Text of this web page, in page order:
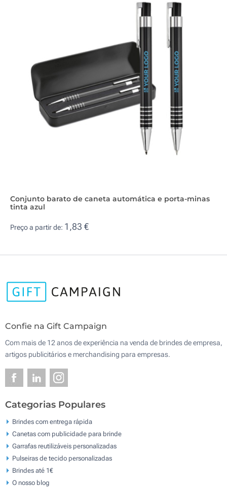
Conjunto barato de caneta automática e porta-minas
tinta azul
Preço a partir de: 1,83 €
Confie na Gift Campaign
Com mais de 12 anos de experiência na venda de brindes de empresa,
artigos publicitários e merchandising para empresas.
Categorias Populares
Brindes com entrega rápida
Canetas com publicidade para brinde
Garrafas reutilizáveis personalizadas
Pulseiras de tecido personalizadas
Brindes até 1€
O nosso blog